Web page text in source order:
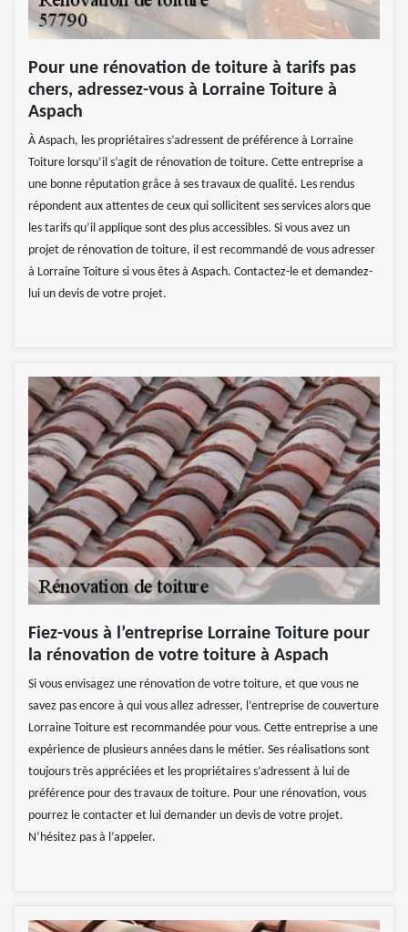
Pour une rénovation de toiture à tarifs pas
chers, adressez-vous à Lorraine Toiture à
Aspach
À Aspach, les propriétaires s’adressent de préférence à Lorraine
Toiture lorsqu’il s’agit de rénovation de toiture. Cette entreprise a
une bonne réputation grâce à ses travaux de qualité. Les rendus
répondent aux attentes de ceux qui sollicitent ses services alors que
les tarifs qu’il applique sont des plus accessibles. Si vous avez un
projet de rénovation de toiture, il est recommandé de vous adresser
à Lorraine Toiture si vous êtes à Aspach. Contactez-le et demandez-
lui un devis de votre projet.
Fiez-vous à l’entreprise Lorraine Toiture pour
la rénovation de votre toiture à Aspach
Si vous envisagez une rénovation de votre toiture, et que vous ne
savez pas encore à qui vous allez adresser, l’entreprise de couverture
Lorraine Toiture est recommandée pour vous. Cette entreprise a une
expérience de plusieurs années dans le métier. Ses réalisations sont
toujours très appréciées et les propriétaires s’adressent à lui de
préférence pour des travaux de toiture. Pour une rénovation, vous
pourrez le contacter et lui demander un devis de votre projet.
N’hésitez pas à l’appeler.